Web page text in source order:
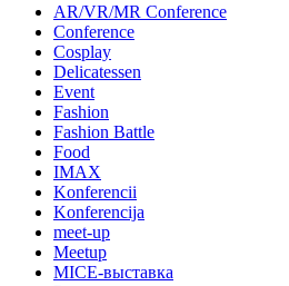
AR/VR/MR Conference
Conference
Cosplay
Delicatessen
Event
Fashion
Fashion Battle
Food
IMAX
Konferencii
Konferencija
meet-up
Meetup
MICE-выставка